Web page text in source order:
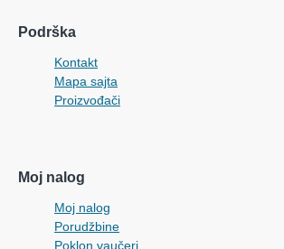
Podrška
Kontakt
Mapa sajta
Proizvođači
Moj nalog
Moj nalog
Porudžbine
Poklon vaučeri